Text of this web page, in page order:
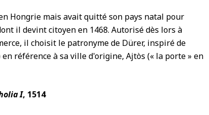
Hongrie mais avait quitté son pays natal pour
il devint citoyen en 1468. Autorisé dès lors à
il choisit le patronyme de Dürer, inspiré de
référence à sa ville d'origine, Ajtòs (« la porte » en
I, 1514